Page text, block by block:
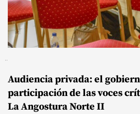
Audiencia privada: el
participación de las voces
La Angostura Norte II